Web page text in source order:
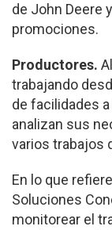
de John Deere
promociones.
Productores.
trabajando
de facilidades
analizan sus
varios trabajos
En lo que
Soluciones
monitorear el